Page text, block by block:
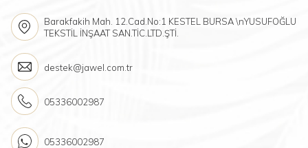
Barakfakih Mah. 12.Cad.No:1 KESTEL BURSA \nYUSUFOĞLU
TEKSTİL İNŞAAT SAN.TİC.LTD.ŞTİ.
destek@jawel.com.tr
05336002987
05336002987